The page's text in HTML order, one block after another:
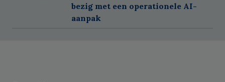
bezig met een operationele AI-
aanpak